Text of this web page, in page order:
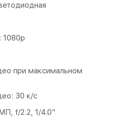
1080p
при максимальном
30 к/c
f/2.2, 1/4.0"